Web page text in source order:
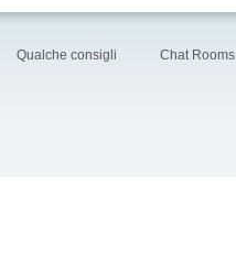
Qualche consigli Chat Rooms